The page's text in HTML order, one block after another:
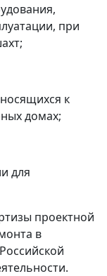
при
к
домах;
для
проектной
в